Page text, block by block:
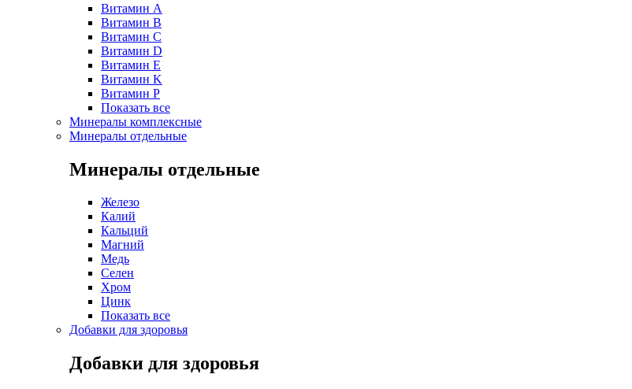
Витамин A
Витамин B
Витамин C
Витамин D
Витамин E
Витамин K
Витамин P
Показать все
Минералы комплексные
Минералы отдельные
Минералы отдельные
Железо
Калий
Кальций
Магний
Медь
Селен
Хром
Цинк
Показать все
Добавки для здоровья
Добавки для здоровья